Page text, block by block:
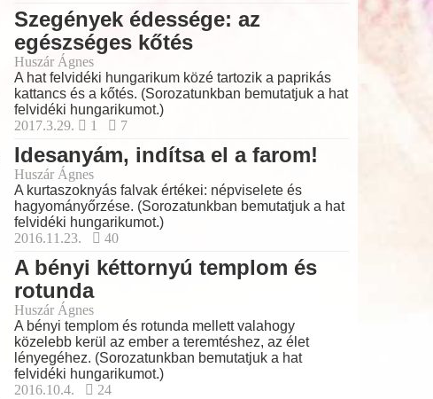
Szegények édessége: az
egészséges kőtés
Huszár Ágnes
A hat felvidéki hungarikum közé tartozik a paprikás
kattancs és a kőtés. (Sorozatunkban bemutatjuk a hat
felvidéki hungarikumot.)
2017.3.29.
1 7
Idesanyám, indítsa el a farom!
Huszár Ágnes
A kurtaszoknyás falvak értékei: népviselete és
hagyományőrzése. (Sorozatunkban bemutatjuk a hat
felvidéki hungarikumot.)
2016.11.23.
40
A bényi kéttornyú templom és
rotunda
Huszár Ágnes
A bényi templom és rotunda mellett valahogy
közelebb kerül az ember a teremtéshez, az élet
lényegéhez. (Sorozatunkban bemutatjuk a hat
felvidéki hungarikumot.)
2016.10.4.
24